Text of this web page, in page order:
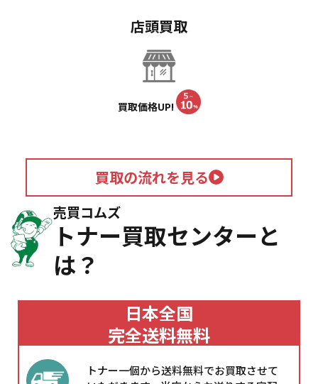
店頭買取
買取価格UP!
買取の流れを見る
売買コムズ
トナー買取センターと
は？
日本全国
完全送料無料
トナー一個から送料無料でお買取させて